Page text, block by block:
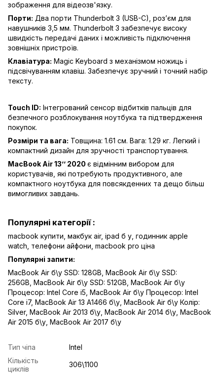
зображення для відеозв'язку.
Порти: Два порти Thunderbolt 3 (USB-C), роз’єм для
навушників 3,5 мм. Thunderbolt 3 забезпечує високу
швидкість передачі даних і можливість підключення
зовнішніх пристроїв.
Клавіатура: Magic Keyboard з механізмом ножиць і
підсвічуванням клавіш. Забезпечує зручний і точний набір
тексту.
Touch ID: Інтегрований сенсор відбитків пальців для
безпечного розблокування ноутбука та підтвердження
покупок.
Розміри та вага: Товщина: 1.61 см. Вага: 1.29 кг. Легкий і
компактний дизайн для зручності транспортування.
MacBook Air 13’’ 2020 є відмінним вибором для
користувачів, які потребують продуктивного, але
компактного ноутбука для повсякденних та дещо більш
вимогливих завдань.
Популярні категорії :
macbook купити, макбук air, ipad б у, годинник apple
watch телефони айфони, macbook pro ціна
Популярні запити:
MacBook Air б\у SSD: 128GB MacBook Air б\у SSD:
256GB MacBook Air б\у SSD: 512GB MacBook Air б\у
Процесор: Intel Core i5 MacBook Air б\у Процесор: Intel
Core i7, MacBook Air 13 A1466 б\у MacBook Air б\у Колір:
Silver, MacBook Air 2013 б\у MacBook Air 2014 б\у MacBook
Air 2015 б\у MacBook Air 2017 б\у
Тип чіпа
Intel
Кількість
циклів
306\1100